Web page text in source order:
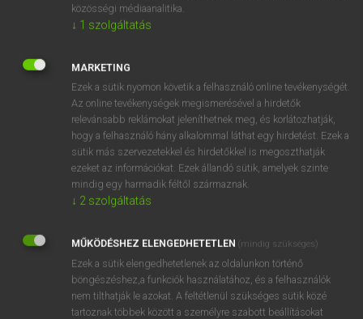
OOOOPS!
SZOTAR.NET APPLIKÁCIÓ
MICROSOFT OFFICE BŐVÍTMÉNY
BEÉPÜLŐ SZÓTÁRMODUL
ONLINE NYELVVIZSGA
EGYÉNI FELHASZNÁLÓKNAK
TANULÓKNAK
OKTATÁSI INTÉZMÉNYEKNEK
VÁLLALATI MEGOLDÁSOK
közösségi médiaanalitika.
↓ 1 szolgáltatás
MARKETING
Ezek a sütik nyomon követik a felhasználó online tevékenységét.
Az online tevékenységek megismerésével a hirdetők
relevánsabb reklámokat jeleníthetnek meg, és korlátozhatják,
hogy a felhasználó hány alkalommal láthat egy hirdetést. Ezek a
sütik más szervezetekkel és hirdetőkkel is megoszthatják
ezeket az információkat. Ezek állandó sütik, amelyek szinte
mindig egy harmadik féltől származnak.
↓ 2 szolgáltatás
MŰKÖDÉSHEZ ELENGEDHETETLEN (mindig szükséges)
Ezek a sütik elengedhetetlenek az oldalunkon történő
böngészéshez,a funkciók használatához, és a felhasználók
nem tilthatják le azokat. A feltétlenül szükséges sütik közé
tartoznak többek között a személyre szabott beállításokat